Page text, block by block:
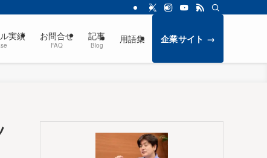
実績 お問合せ
FAQ
記事
Blog
用語集 企業サイト →